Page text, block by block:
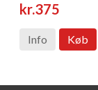
kr.375
Info Køb